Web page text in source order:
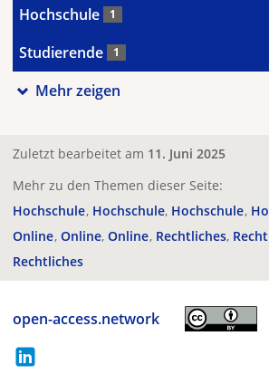
Hochschule 1
Studierende 1
Mehr zeigen
Zuletzt bearbeitet am 11. Juni 2025
Mehr zu den Themen dieser Seite:
Hochschule Hochschule Hochschule
Online Online Online Rechtliches
Rechtliches
open-access.network